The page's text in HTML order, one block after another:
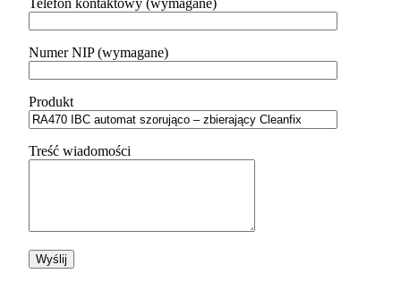
Telefon kontaktowy (wymagane)
Numer NIP (wymagane)
Produkt
Treść wiadomości